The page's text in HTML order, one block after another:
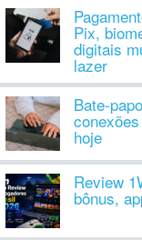
Pix,
digitais
lazer
Bate-
hoje
Review
bônus,